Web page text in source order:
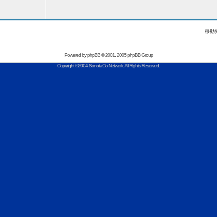
移動
Powered byphpBB© 2001, 2005 phpBB Group
Copyright ©2004 SonotaCo Network. All Rights Reserved.